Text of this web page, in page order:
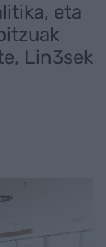
eta
Lin3sek